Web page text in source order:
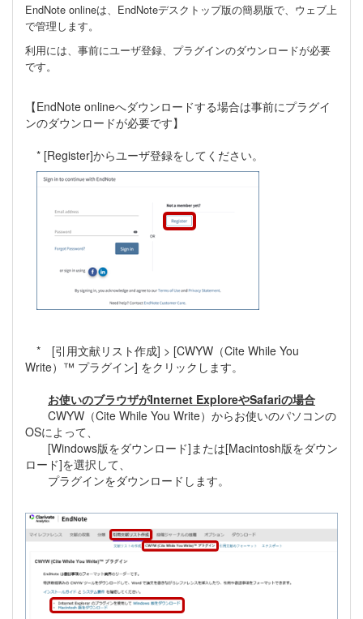
EndNote onlineは、EndNoteデスクトップ版の簡易版で、ウェブ上
で管理します。
利用には、事前にユーザ登録、プラグインのダウンロードが必要
です。
【EndNote onlineへダウンロードする場合は事前にプラグイ
ンのダウンロードが必要です】
* [Register]からユーザ登録をしてください。
* [引用文献リスト作成] > [CWYW（Cite While You
Write）™ プラグイン] をクリックします。
お使いのブラウザがInternet ExploreやSafariの場合
CWYW（Cite While You Write）からお使いのパソコンの
OSによって、
[Windows版をダウンロード]または[Macintosh版をダウン
ロード]を選択して、
プラグインをダウンロードします。